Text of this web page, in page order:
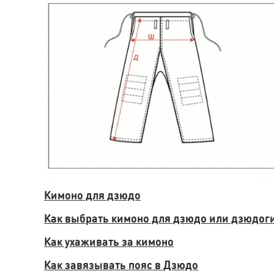
Кимоно для дзюдо
Как выбрать кимоно для дзюдо или
Как ухаживать за кимоно
Как завязывать пояс в Дзюдо